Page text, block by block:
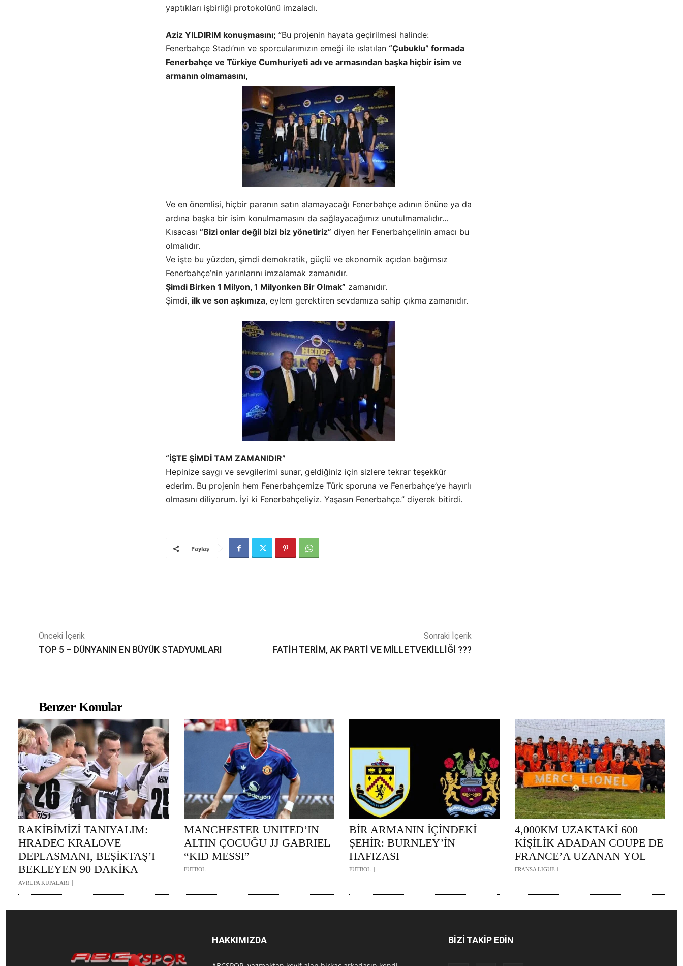
yaptıkları işbirliği protokolünü imzaladı.
Aziz YILDIRIM konuşmasını; ”Bu projenin hayata geçirilmesi halinde:
Fenerbahçe Stadı’nın ve sporcularımızın emeği ile ıslatılan “Çubuklu” formada
Fenerbahçe ve Türkiye Cumhuriyeti adı ve armasından başka hiçbir isim ve
armanın olmamasını,
Ve en önemlisi, hiçbir paranın satın alamayacağı Fenerbahçe adının önüne ya da
ardına başka bir isim konulmamasını da sağlayacağımız unutulmamalıdır…
Kısacası “Bizi onlar değil bizi biz yönetiriz” diyen her Fenerbahçelinin amacı bu
olmalıdır.
Ve işte bu yüzden, şimdi demokratik, güçlü ve ekonomik açıdan bağımsız
Fenerbahçe’nin yarınlarını imzalamak zamanıdır.
Şimdi Birken 1 Milyon, 1 Milyonken Bir Olmak” zamanıdır.
Şimdi, ilk ve son aşkımıza, eylem gerektiren sevdamıza sahip çıkma zamanıdır.
“İŞTE ŞİMDİ TAM ZAMANIDIR”
Hepinize saygı ve sevgilerimi sunar, geldiğiniz için sizlere tekrar teşekkür
ederim. Bu projenin hem Fenerbahçemize Türk sporuna ve Fenerbahçe’ye hayırlı
olmasını diliyorum. İyi ki Fenerbahçeliyiz. Yaşasın Fenerbahçe.” diyerek bitirdi.
Paylaş
Önceki İçerik
TOP 5 – DÜNYANIN EN BÜYÜK STADYUMLARI
Sonraki İçerik
FATİH TERİM, AK PARTİ VE MİLLETVEKİLLİĞİ ???
Benzer Konular
RAKİBİMİZİ TANIYALIM:
HRADEC KRALOVE
DEPLASMANI, BEŞİKTAŞ’I
BEKLEYEN 90 DAKİKA
AVRUPA KUPALARI
MANCHESTER UNITED’IN
ALTIN ÇOCUĞU JJ GABRIEL
“KID MESSI”
FUTBOL
BİR ARMANIN İÇİNDEKİ
ŞEHİR: BURNLEY’ÍN
HAFIZASI
FUTBOL
4,000KM UZAKTAKİ 600
KİŞİLİK ADADAN COUPE DE
FRANCE’A UZANAN YOL
FRANSA LIGUE 1
HAKKIMIZDA BİZİ TAKİP EDİN